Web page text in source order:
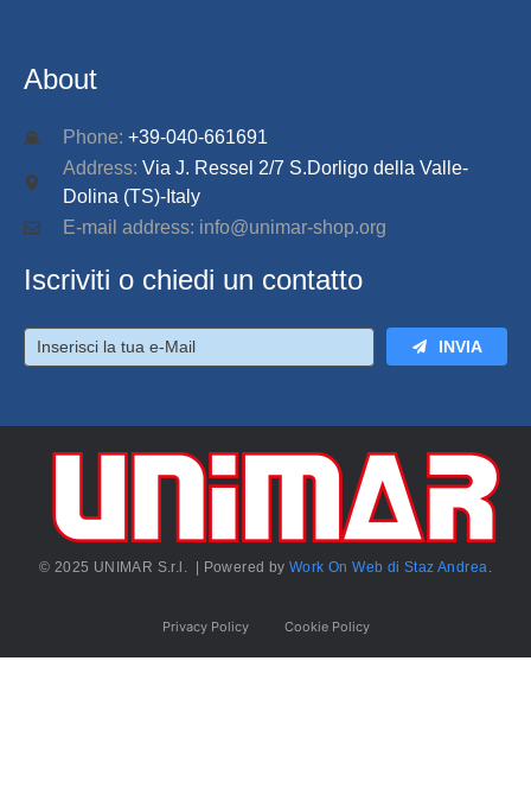
About
Phone: +39-040-661691
Address: Via J. Ressel 2/7 S.Dorligo della Valle-
Dolina (TS)-Italy
E-mail address: info@unimar-shop.org
Iscriviti o chiedi un contatto
INVIA
© 2025 UNIMAR S.r.l. | Powered byWork On Web di Staz Andrea.
Privacy Policy Cookie Policy